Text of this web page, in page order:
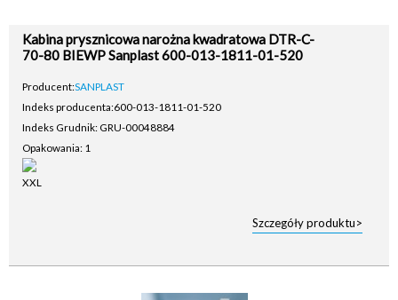
Kabina prysznicowa narożna kwadratowa DTR-C-
70-80 BIEWP Sanplast 600-013-1811-01-520
Producent:SANPLAST
Indeks producenta:600-013-1811-01-520
Indeks Grudnik: GRU-00048884
Opakowania: 1
Szczegóły produktu>